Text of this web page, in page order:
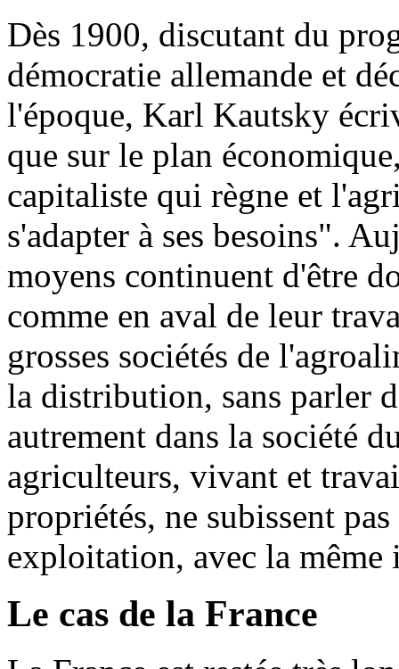
Dès 1900, discutant du
démocratie allemande et
l'époque, Karl Kautsky
que sur le plan
capitaliste qui règne et
s'adapter à ses besoins".
moyens continuent d'être
comme en aval de leur
grosses sociétés de
la distribution, sans parler
autrement dans la société
agriculteurs, vivant et
propriétés, ne subissent
exploitation, avec la même
Le cas de la France